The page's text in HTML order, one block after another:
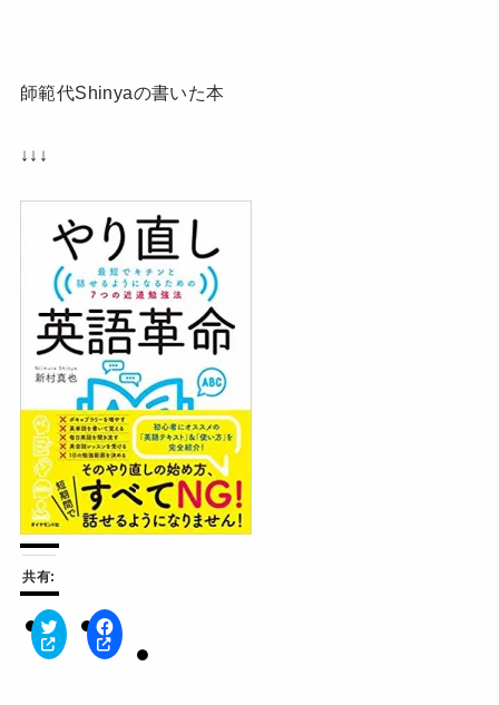
師範代Shinyaの書いた本
↓↓↓
共有:
ク
リ
F
a